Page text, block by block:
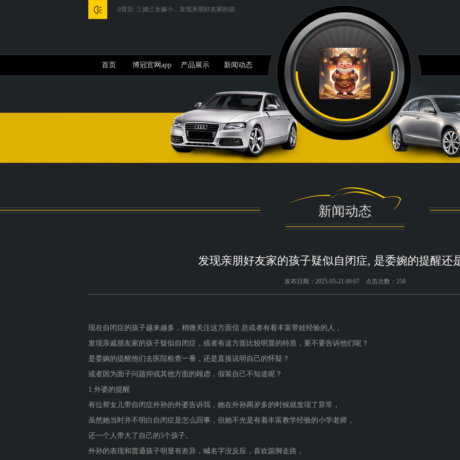
钟丽缇四胎背后: 三婚三女嫁小... 发现亲朋好友家的孩子疑似自闭症... 风流聊公式：{三线共振}主图叠加... 秋季茶汤，都汇总在这里！...
首页 博冠官网app 产品展示 新闻动态
新闻动态
发现亲朋好友家的孩子疑似自闭症, 是委婉的提醒还
发布日期：2025-05-21 00:07 点击次数：258
现在自闭症的孩子越来越多，稍微关注这方面信 息或者有着丰富带娃经验的人，
发现亲戚朋友家的孩子疑似自闭症，或者有这方面比较明显的特质，要不要告诉他们呢？
是委婉的提醒他们去医院检查一番，还是直接说明自己的怀疑？
或者因为面子问题抑或其他方面的顾虑，假装自己不知道呢？
1.外婆的提醒
有位帮女儿带自闭症外孙的外婆告诉我，她在外孙两岁多的时候就发现了异常，
虽然她当时并不明白自闭症是怎么回事，但她不光是有着丰富教学经验的小学老师，
还一个人带大了自己的5个孩子。
外孙的表现和普通孩子明显有差异，喊名字没反应，喜欢踮脚走路，